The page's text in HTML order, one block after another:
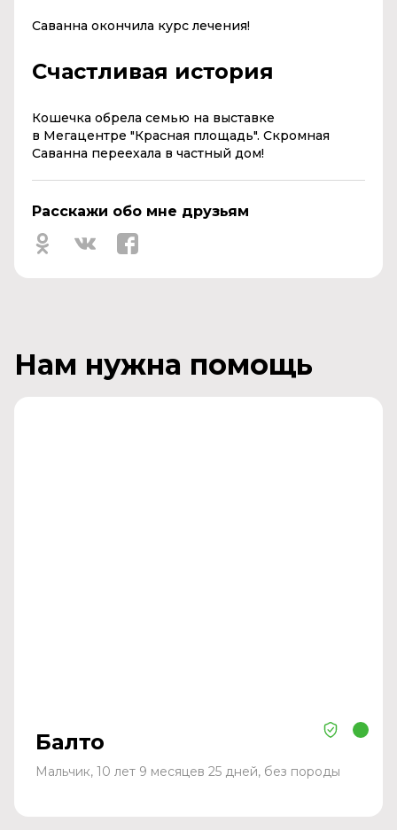
Саванна окончила курс лечения!
Счастливая история
Кошечка обрела семью на выставке
в Мегацентре "Красная площадь". Скромная
Саванна переехала в частный дом!
Расскажи обо мне друзьям
Нам нужна помощь
Балто
Мальчик, 10 лет 9 месяцев 25 дней, без породы